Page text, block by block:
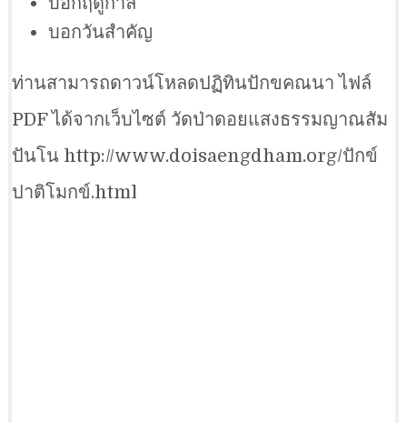
บอกวันสำคัญ
ท่านสามารถดาวน์โหลดปฏิทินปักขคณนา ไฟล์
PDF ได้จากเว็บไซต์ วัดป่าดอยแสงธรรมญาณสัม
ปันโน http://www.doisaengdham.org/ปักข์
ปาติโมกข์.html